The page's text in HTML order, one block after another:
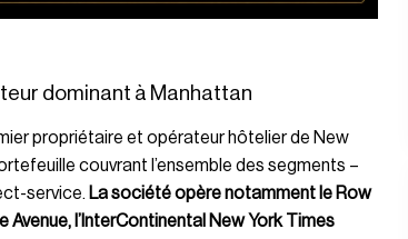
dominant à Manhattan
propriétaire et opérateur hôtelier de New
couvrant l’ensemble des segments –
service. La société opère notamment le Row
Avenue, l’InterContinental New York Times